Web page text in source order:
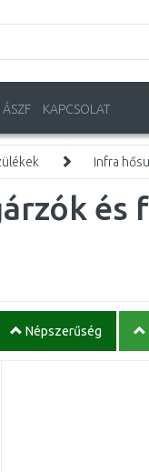
ÁSZF KAPCSOLAT
Infra
Népszerűség